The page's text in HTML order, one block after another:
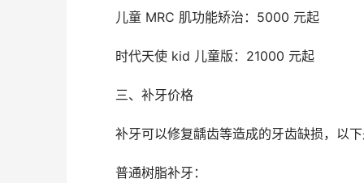
	儿童 MRC 肌功能矫治：5000 元起
	时代天使 kid 儿童版：21000 元起
	三、补牙价格
补牙可以修复龋齿等造成的牙齿缺损，以
	普通树脂补牙：